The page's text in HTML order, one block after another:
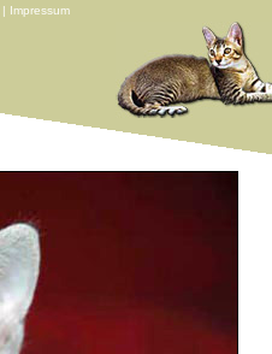
| Impressum